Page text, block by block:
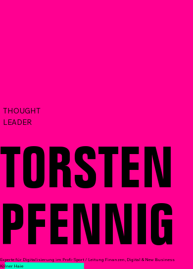
THOUGHT
LEADER
TORSTEN
PFENNIG
Experte für Digitalisierung im Profi-Sport / Leitung Finanzen, Digital & New Business
Kölner Haie